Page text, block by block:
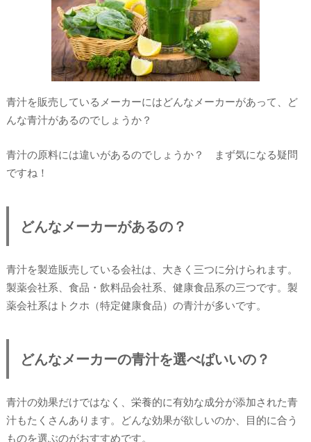
青汁を販売しているメーカーにはどんなメーカーがあって、ど
んな青汁があるのでしょうか？
青汁の原料には違いがあるのでしょうか？ まず気になる疑問
ですね！
どんなメーカーがあるの？
青汁を製造販売している会社は、大きく三つに分けられます。
製薬会社系、食品・飲料品会社系、健康食品系の三つです。製
薬会社系はトクホ（特定健康食品）の青汁が多いです。
どんなメーカーの青汁を選べばいいの？
青汁の効果だけではなく、栄養的に有効な成分が添加された青
汁もたくさんあります。どんな効果が欲しいのか、目的に合う
ものを選ぶのがおすすめです。